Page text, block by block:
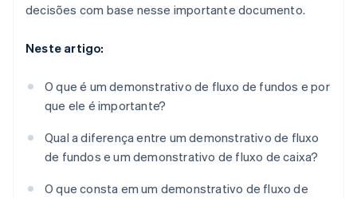
decisões com base nesse importante documento.
Neste artigo:
O que é um demonstrativo de fluxo de fundos e por
que ele é importante?
Qual a diferença entre um demonstrativo de fluxo
de fundos e um demonstrativo de fluxo de caixa?
O que consta em um demonstrativo de fluxo de